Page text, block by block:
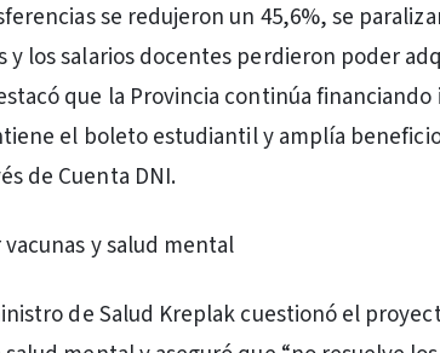
se redujeron un 45,6%, se
y los salarios docentes perdieron poder
que la Provincia continúa
el boleto estudiantil y amplía
de Cuenta DNI.
y salud mental
de Salud Kreplak cuestionó el